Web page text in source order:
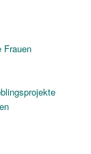
Frauen